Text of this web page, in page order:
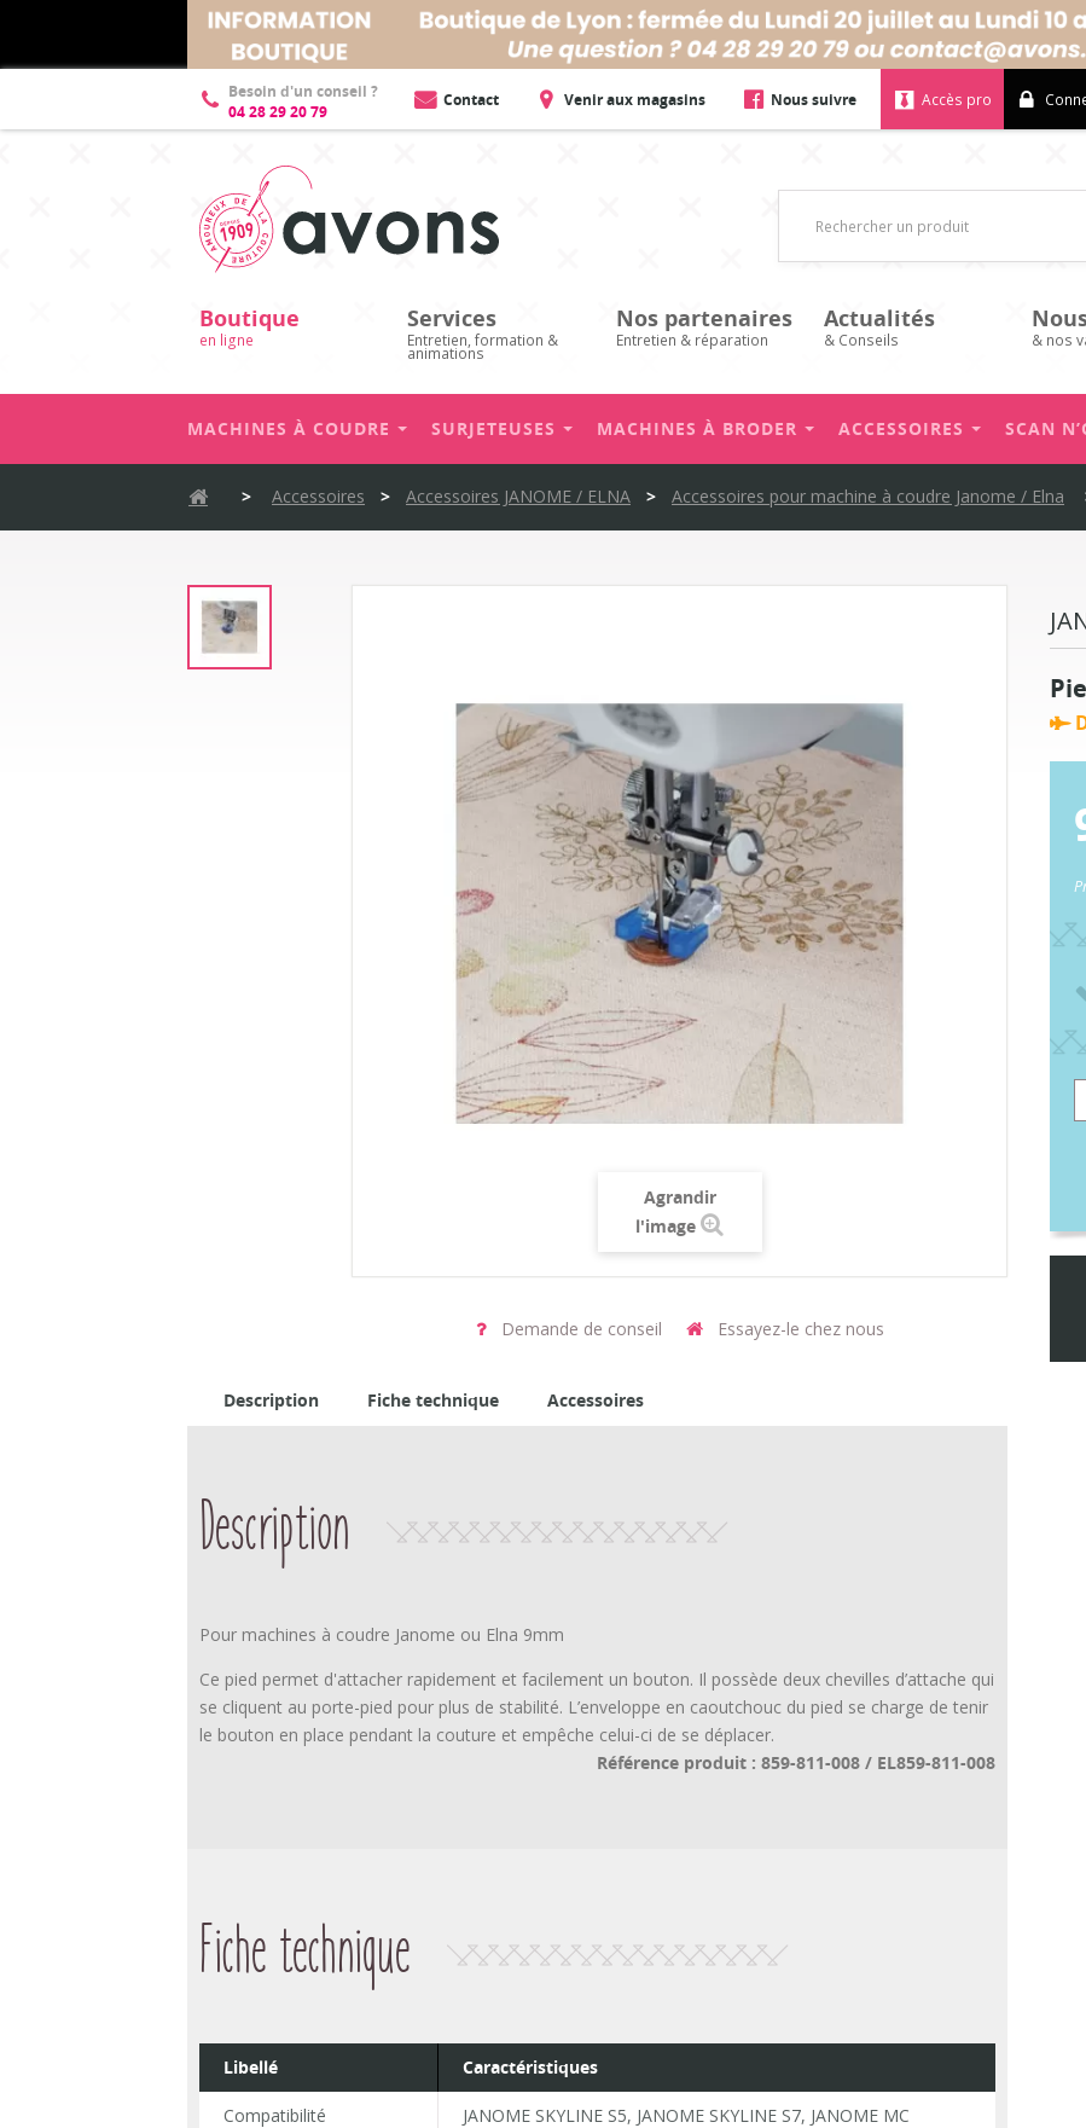
Besoin d'un conseil ?
04 28 29 20 79
Contact Venir aux magasins Nous suivre Accès pro
Boutique
en ligne
Services
Entretien, formation &
animations
Nos partenaires
Entretien & réparation
Actualités
& Conseils & nos
MACHINES À COUDRE SURJETEUSES MACHINES À BRODER ACCESSOIRES SCAN
> Accessoires > Accessoires JANOME / ELNA > Accessoires pour machine à coudre Janome / Elna
Agrandir
l'image
Demande de conseil Essayez-le chez nous
Description Fiche technique Accessoires
Description
Pour machines à coudre Janome ou Elna 9mm
Ce pied permet d'attacher rapidement et facilement un bouton. Il possède deux chevilles d’attache qui
se cliquent au porte-pied pour plus de stabilité. L’enveloppe en caoutchouc du pied se charge de tenir
le bouton en place pendant la couture et empêche celui-ci de se déplacer.
Référence produit : 859-811-008 / EL859-811-008
Fiche technique
Libellé Caractéristiques
Compatibilité
JANOME SKYLINE S5, JANOME SKYLINE S7, JANOME MC